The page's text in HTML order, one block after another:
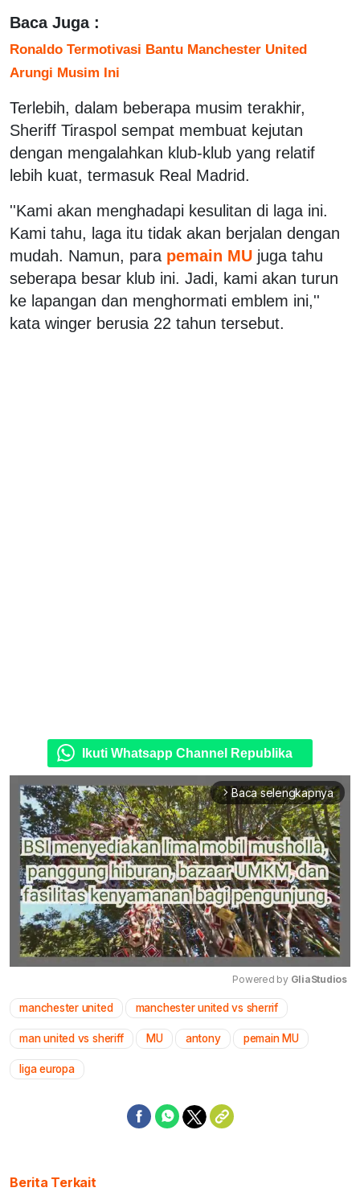
Baca Juga :
Ronaldo Termotivasi Bantu Manchester United
Arungi Musim Ini
Terlebih, dalam beberapa musim terakhir,
Sheriff Tiraspol sempat membuat kejutan
dengan mengalahkan klub-klub yang relatif
lebih kuat, termasuk Real Madrid.
''Kami akan menghadapi kesulitan di laga ini.
Kami tahu, laga itu tidak akan berjalan dengan
mudah. Namun, para pemain MU juga tahu
seberapa besar klub ini. Jadi, kami akan turun
ke lapangan dan menghormati emblem ini,''
kata winger berusia 22 tahun tersebut.
Ikuti Whatsapp Channel Republika
arrow_forward_ios Baca selengkapnya
Powered by GliaStudios
manchester united manchester united vs sherrif
man united vs sheriff MU antony pemain MU
liga europa
Berita Terkait